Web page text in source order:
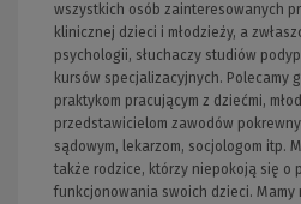
wszystkich osób zainteresowanych
klinicznej dzieci i młodzieży, a
psychologii, słuchaczy studiów
kursów specjalizacyjnych. Polecamy
praktykom pracującym z dziećmi,
przedstawicielom zawodów
sądowym, lekarzom, socjologom itp.
także rodzice, którzy niepokoją się o
funkcjonowania swoich dzieci.